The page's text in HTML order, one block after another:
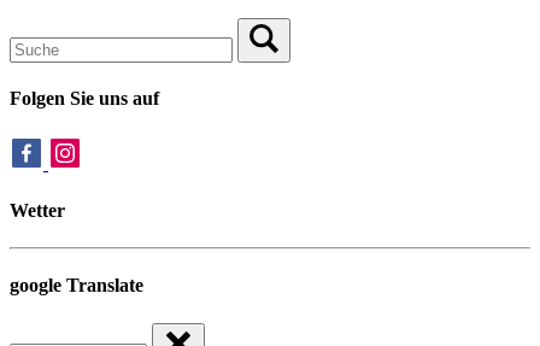
Folgen Sie uns auf
Wetter
google Translate